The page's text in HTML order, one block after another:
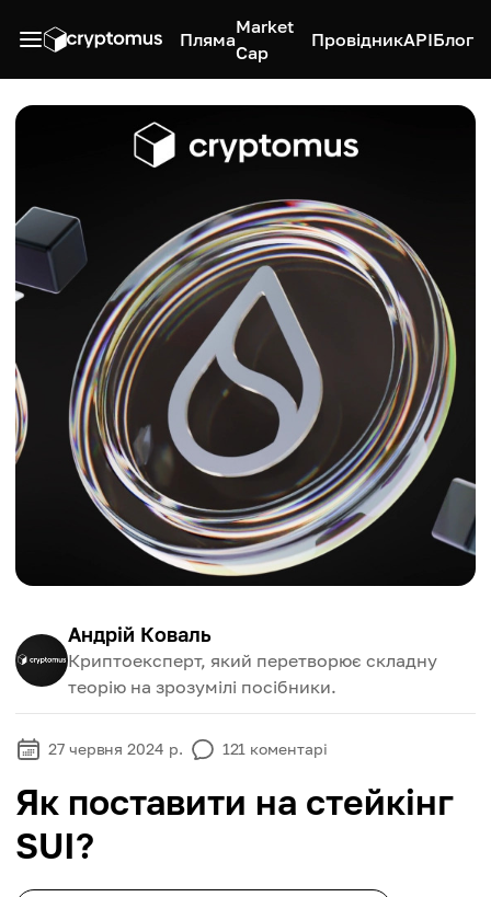
Пляма
Market
Cap
ПровідникAPIБлог
Андрій Коваль
Криптоексперт, який перетворює складну
теорію на зрозумілі посібники.
27 червня 2024 р. 121 коментарі
Як поставити на стейкінг
SUI?